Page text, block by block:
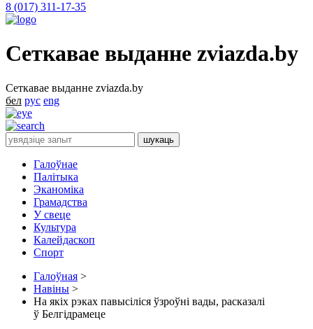
8 (017) 311-17-35
Сеткавае выданне zviazda.by
Сеткавае выданне zviazda.by
бел рус eng
Галоўнае
Палітыка
Эканоміка
Грамадства
У свеце
Культура
Калейдаскоп
Спорт
Галоўная >
Навіны >
На якіх рэках павысіліся ўзроўні вады, расказалі
ў Белгідрамеце